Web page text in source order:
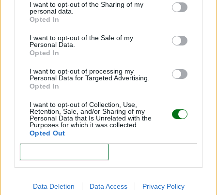
I want to opt-out of the Sharing of my
personal data.
Opted In
I want to opt-out of the Sale of my
Personal Data.
Opted In
I want to opt-out of processing my
Personal Data for Targeted Advertising.
Opted In
I want to opt-out of Collection, Use,
Retention, Sale, and/or Sharing of my
Personal Data that Is Unrelated with the
Purposes for which it was collected.
Opted Out
Data Deletion Data Access Privacy Policy
Infla el globo hasta que esté a una presión
moderada. No lo infles demasiado para evitar que
explote accidentalmente.
Enciende la fuente de fuego, como un encendedor
o una vela.
crucial para evitar que el globo se incendie
cuando entre en contacto con el fuego.
Sostén el globo de manera que la parte seca esté
cerca de la fuente de fuego, mientras que la
parte mojada está alejada de ella. La idea es que
la parte mojada actúe como una barrera
protectora y evite que el globo se incendie.